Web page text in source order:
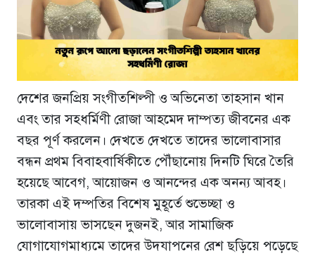
দেশের জনপ্রিয় সংগীতশিল্পী ও অভিনেতা তাহসান খান
এবং তার সহধর্মিণী রোজা আহমেদ দাম্পত্য জীবনের এক
বছর পূর্ণ করলেন। দেখতে দেখতে তাদের ভালোবাসার
বন্ধন প্রথম বিবাহবার্ষিকীতে পৌঁছানোয় দিনটি ঘিরে তৈরি
হয়েছে আবেগ, আয়োজন ও আনন্দের এক অনন্য আবহ।
তারকা এই দম্পতির বিশেষ মুহূর্তে শুভেচ্ছা ও
ভালোবাসায় ভাসছেন দুজনই, আর সামাজিক
যোগাযোগমাধ্যমে তাদের উদযাপনের রেশ ছড়িয়ে পড়েছে